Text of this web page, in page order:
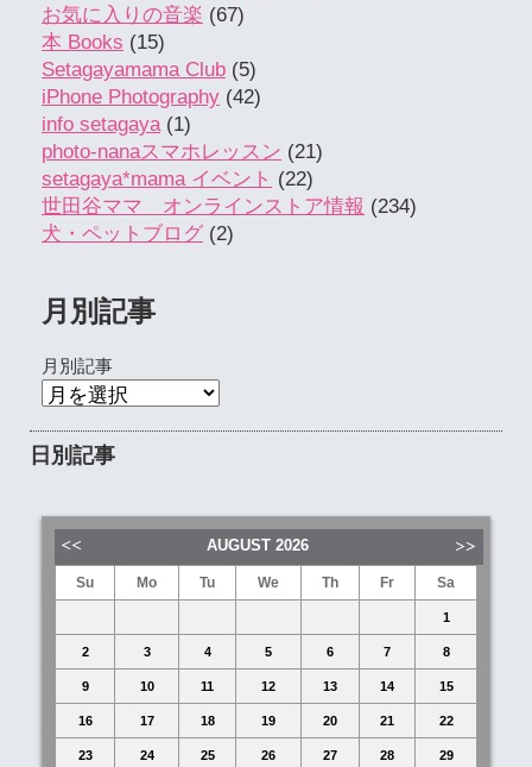
お気に入りの音楽 (67)
本 Books (15)
Setagayamama Club (5)
iPhone Photography (42)
info setagaya(1)
photo-nanaスマホレッスン (21)
setagaya*mama イベント (22)
世田谷ママ オンラインストア情報 (234)
犬・ペットブログ (2)
月別記事
月別記事
日別記事
AUGUST 2026
Su Mo Tu We Th Fr Sa
1
2 3 4 5 6 7 8
9 10 11 12 13 14 15
16 17 18 19 20 21 22
23 24 25 26 27 28 29